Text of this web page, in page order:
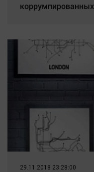
29.11.2018 23:28:00